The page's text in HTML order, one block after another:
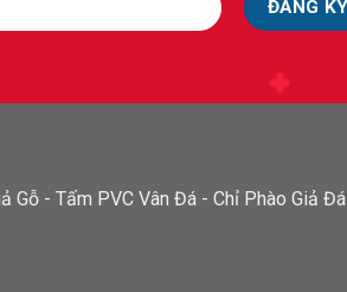
Gỗ - Tấm PVC Vân Đá - Chỉ Phào Giả Đá